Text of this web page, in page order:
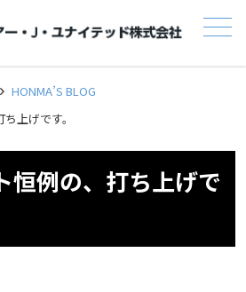
メニュー
HONMA’S BLOG
上げです。
恒例の、打ち上げで